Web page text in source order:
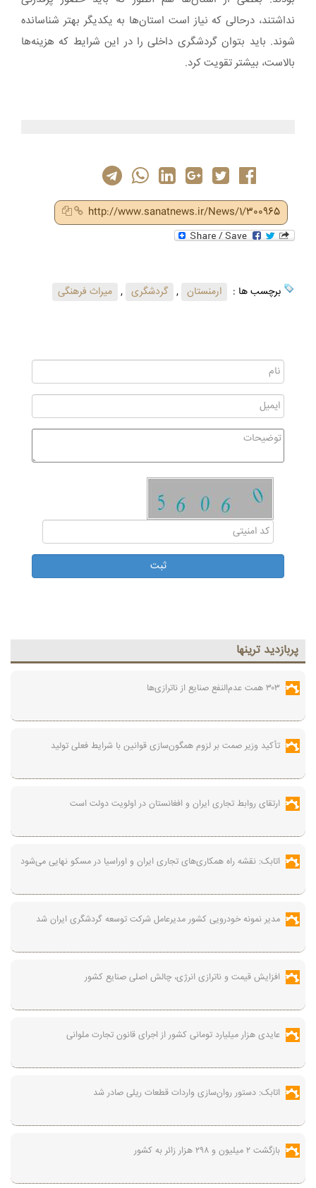
نداشتند، درحالی که نیاز است استان‌ها به یکدیگر بهتر شناسانده
شوند. باید بتوان گردشگری داخلی را در این شرایط که هزینه‌ها
بالاست، بیشتر تقویت کرد.
http://www.sanatnews.ir/News/1/300965
برچسب ها : ارمنستان , گردشگری , میراث فرهنگی
پربازديد ترينها
۳۰۳ همت عدم‌النفع صنایع از ناترازی‌ها
تأکید وزیر صمت بر لزوم همگون‌سازی قوانین با شرایط فعلی تولید
ارتقای روابط تجاری ایران و افغانستان در اولویت دولت است
اتابک: نقشه راه همکاری‌های تجاری ایران و اوراسیا در مسکو نهایی می‌شود
مدیر نمونه خودرویی کشور مدیرعامل شرکت توسعه گردشگری ایران شد
افزایش قیمت و ناترازی انرژی، چالش اصلی صنایع کشور
عایدی هزار میلیارد تومانی کشور از اجرای قانون تجارت ملوانی
اتابک: دستور روان‌سازی واردات قطعات ریلی صادر شد
بازگشت ۲ میلیون و ۲۹۸ هزار زائر به کشور